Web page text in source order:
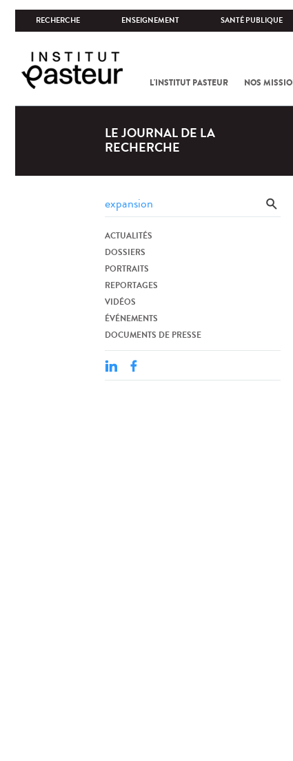
RECHERCHE ENSEIGNEMENT SANTÉ PUBLIQUE
L'INSTITUT PASTEUR NOS
LE JOURNAL DE LA
RECHERCHE
ACTUALITÉS
DOSSIERS
PORTRAITS
REPORTAGES
VIDÉOS
ÉVÉNEMENTS
DOCUMENTS DE PRESSE